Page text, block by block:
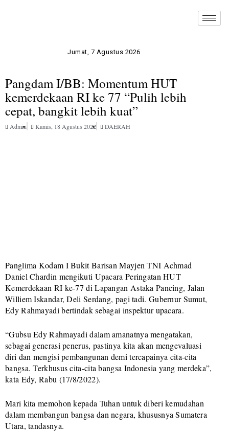
Jumat, 7 Agustus 2026
Pangdam I/BB: Momentum HUT
kemerdekaan RI ke 77 “Pulih lebih
cepat, bangkit lebih kuat”
Admin Kamis, 18 Agustus 2022 DAERAH
Panglima Kodam I Bukit Barisan Mayjen TNI Achmad
Daniel Chardin mengikuti Upacara Peringatan HUT
Kemerdekaan RI ke-77 di Lapangan Astaka Pancing, Jalan
Williem Iskandar, Deli Serdang, pagi tadi. Gubernur Sumut,
Edy Rahmayadi bertindak sebagai inspektur upacara.
“Gubsu Edy Rahmayadi dalam amanatnya mengatakan,
sebagai generasi penerus, pastinya kita akan mengevaluasi
diri dan mengisi pembangunan demi tercapainya cita-cita
bangsa. Terkhusus cita-cita bangsa Indonesia yang merdeka”,
kata Edy, Rabu (17/8/2022).
Mari kita memohon kepada Tuhan untuk diberi kemudahan
dalam membangun bangsa dan negara, khususnya Sumatera
Utara, tandasnya.